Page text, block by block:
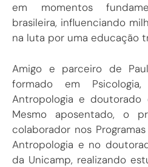
em momentos
brasileira, influenciando
na luta por uma educação
Amigo e parceiro de
formado em
Antropologia e doutorado
Mesmo aposentado, o
colaborador nos
Antropologia e no
da Unicamp, realizando